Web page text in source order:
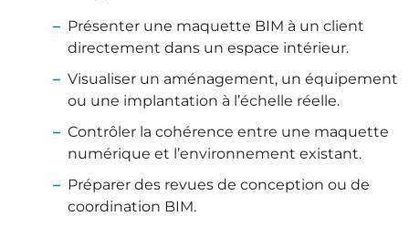
Présenter une maquette BIM à un client
directement dans un espace intérieur.
Visualiser un aménagement, un équipement
ou une implantation à l’échelle réelle.
Contrôler la cohérence entre une maquette
numérique et l’environnement existant.
Préparer des revues de conception ou de
coordination BIM.